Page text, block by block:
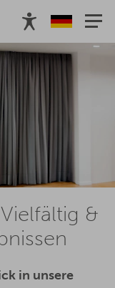
&
in unsere